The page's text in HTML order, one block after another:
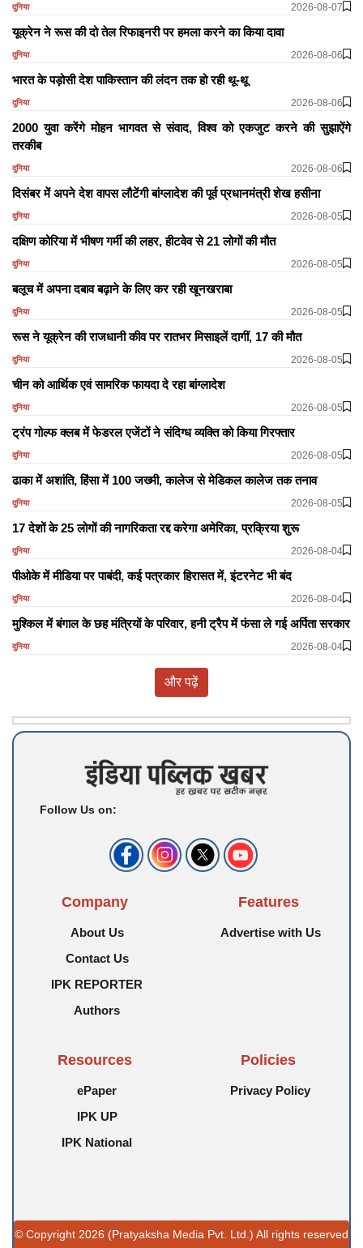
दुनिया 2026-08-07
यूक्रेन ने रूस की दो तेल रिफाइनरी पर हमला करने का किया दावा
दुनिया 2026-08-06
भारत के पड़ोसी देश पाकिस्तान की लंदन तक हो रही थू-थू
दुनिया 2026-08-06
2000 युवा करेंगे मोहन भागवत से संवाद, विश्व को एकजुट करने की सुझाऐंगे
तरकीब
दुनिया 2026-08-06
दिसंबर में अपने देश वापस लौटेंगी बांग्लादेश की पूर्व प्रधानमंत्री शेख हसीना
दुनिया 2026-08-05
दक्षिण कोरिया में भीषण गर्मी की लहर, हीटवेव से 21 लोगों की मौत
दुनिया 2026-08-05
बलूच में अपना दबाव बढ़ाने के लिए कर रही खूनखराबा
दुनिया 2026-08-05
रूस ने यूक्रेन की राजधानी कीव पर रातभर मिसाइलें दागीं, 17 की मौत
दुनिया 2026-08-05
चीन को आर्थिक एवं सामरिक फायदा दे रहा बांग्लादेश
दुनिया 2026-08-05
ट्रंप गोल्फ क्लब में फेडरल एजेंटों ने संदिग्ध व्यक्ति को किया गिरफ्तार
दुनिया 2026-08-05
ढाका में अशांति, हिंसा में 100 जख्मी, कालेज से मेडिकल कालेज तक तनाव
दुनिया 2026-08-05
17 देशों के 25 लोगों की नागरिकता रद्द करेगा अमेरिका, प्रक्रिया शुरू
दुनिया 2026-08-04
पीओके में मीडिया पर पाबंदी, कई पत्रकार हिरासत में, इंटरनेट भी बंद
दुनिया 2026-08-04
मुश्किल में बंगाल के छह मंत्रियों के परिवार, हनी ट्रैप में फंसा ले गई अर्पिता सरकार
दुनिया 2026-08-04
और पढ़ें
Follow Us on:
Company
About Us
Contact Us
IPK REPORTER
Authors
Features
Advertise with Us
Resources
ePaper
IPK UP
IPK National
Policies
Privacy Policy
© Copyright 2026 (Pratyaksha Media Pvt. Ltd.) All rights reserved